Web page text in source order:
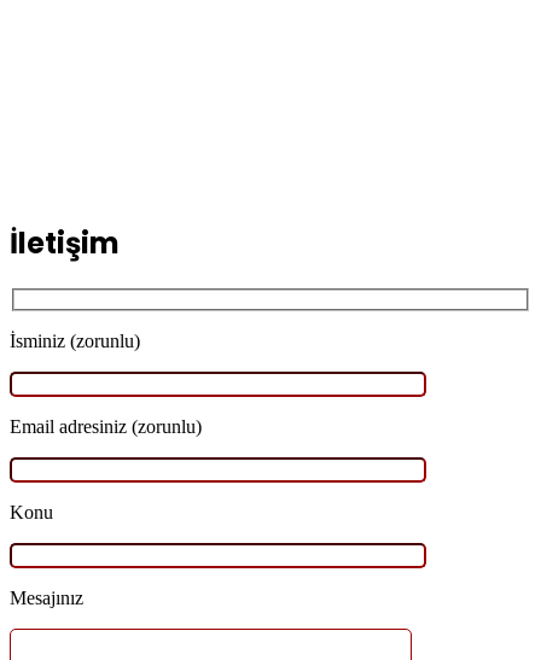
İletişim
İsminiz (zorunlu)
Email adresiniz (zorunlu)
Konu
Mesajınız